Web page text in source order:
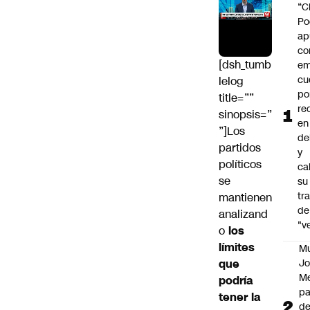
[dsh_tumb
lelog
title=””
sinopsis=”
”]Los
partidos
políticos
se
mantienen
analizand
o los
límites
que
podría
tener la
y
su
de
de